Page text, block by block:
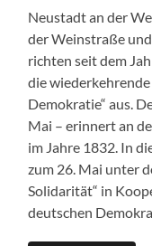
Neustadt an der
der Weinstraße
richten seit dem
die
Demokratie“ aus.
Mai – erinnert an
im Jahre 1832. In
zum 26. Mai unter
Solidarität“ in
deutschen